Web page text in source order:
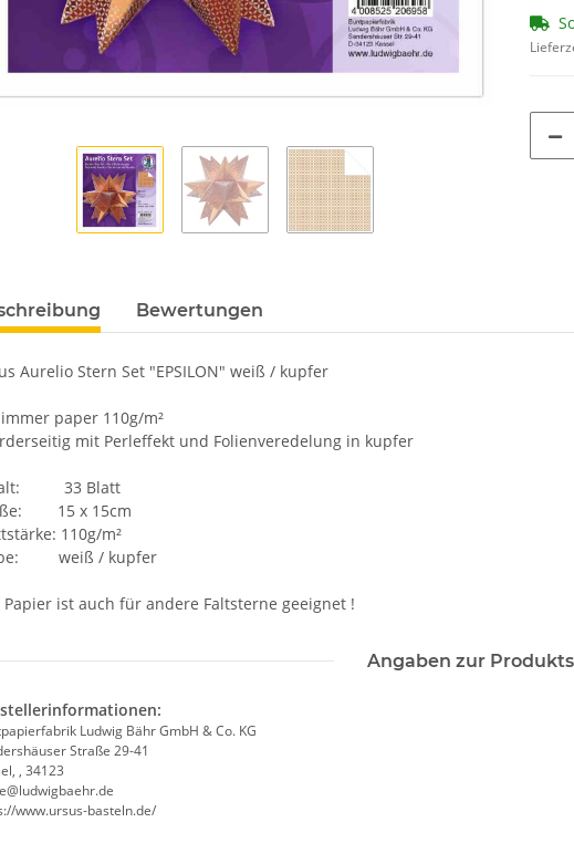
Bewertungen
Aurelio Stern Set "EPSILON" weiß / kupfer
paper 110g/m²
mit Perleffekt und Folienveredelung in kupfer
33 Blatt
15 x 15cm
110g/m²
weiß / kupfer
Papier ist auch für andere Faltsterne geeignet !
Angaben zur
Ludwig Bähr GmbH & Co. KG
Straße 29-41
, 34123
www.ursus-basteln.de/
10 Liter
€*
€ pro 1 l
Gies Stumpenkerze champagne,